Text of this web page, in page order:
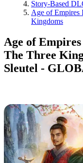
Story-Based
Age of Empires
Kingdoms
Age of
The Three
Sleutel -